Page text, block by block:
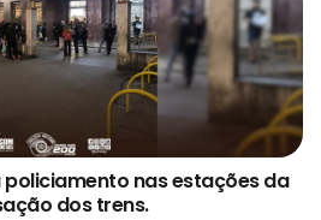
nas estações da
dos trens.